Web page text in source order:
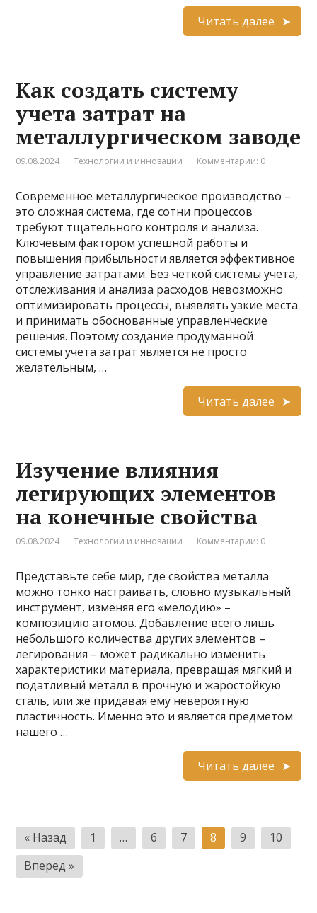
Читать далее
Как создать систему
учета затрат на
металлургическом заводе
09.08.2024 Технологии и инновации Комментарии: 0
Современное металлургическое производство –
это сложная система, где сотни процессов
требуют тщательного контроля и анализа.
Ключевым фактором успешной работы и
повышения прибыльности является эффективное
управление затратами. Без четкой системы учета,
отслеживания и анализа расходов невозможно
оптимизировать процессы, выявлять узкие места
и принимать обоснованные управленческие
решения. Поэтому создание продуманной
системы учета затрат является не просто
желательным, …
Читать далее
Изучение влияния
легирующих элементов
на конечные свойства
09.08.2024 Технологии и инновации Комментарии: 0
Представьте себе мир, где свойства металла
можно тонко настраивать, словно музыкальный
инструмент, изменяя его «мелодию» –
композицию атомов. Добавление всего лишь
небольшого количества других элементов –
легирования – может радикально изменить
характеристики материала, превращая мягкий и
податливый металл в прочную и жаростойкую
сталь, или же придавая ему невероятную
пластичность. Именно это и является предметом
нашего …
Читать далее
Пагинация
записей
« Назад 1 … 6 7 8 9
10
Вперед »